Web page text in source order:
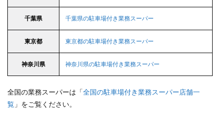
千葉県 千葉県の駐車場付き業務スーパー
東京都 東京都の駐車場付き業務スーパー
神奈川県 神奈川県の駐車場付き業務スーパー
全国の業務スーパーは「全国の駐車場付き業務スーパー店舗一
覧 」をご覧ください。